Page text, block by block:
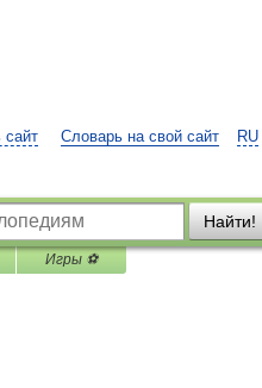
RU
сайт Словарь на свой сайт
Найти!
Игры ⚽